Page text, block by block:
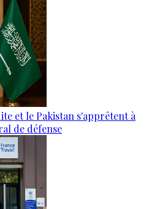
et le Pakistan s'apprêtent à
de défense